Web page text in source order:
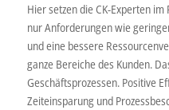
Hier setzen die CK-Experten
nur Anforderungen wie
und eine bessere
ganze Bereiche des Kunden.
Geschäftsprozessen. Positive
Zeiteinsparung und